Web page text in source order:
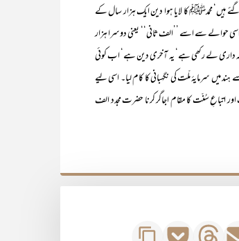
ہیں‘ محمدﷺ کا لایا ہوا دین ایک ہزار سال کے
حوالے سے اسے ’’الف ثانی‘‘ یعنی دوسرا ہزار
ذِمّہ داری لے رکھی ہے‘ یہ آخری دین ہے‘ اب کوئی
ہند میں سرمایۂ ملّت کی نگہبانی کا کام لیا۔ اسی لیے
اتباعِ سُنّت کا مقام اجاگر کرنا حضرت مجدد الف